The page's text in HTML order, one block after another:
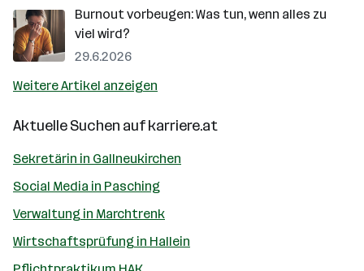
Burnout vorbeugen: Was tun, wenn alles zu
viel wird?
29.6.2026
Weitere Artikel anzeigen
Aktuelle Suchen aufkarriere.at
Sekretärin in Gallneukirchen
Social Media in Pasching
Verwaltung in Marchtrenk
Wirtschaftsprüfung in Hallein